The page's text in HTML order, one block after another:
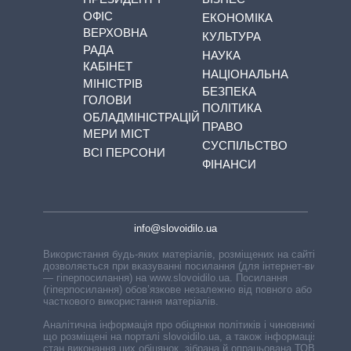
ОФІС
ВЕРХОВНА
РАДА
КАБІНЕТ
МІНІСТРІВ
ГОЛОВИ
ОБЛАДМІНІСТРАЦІЙ
МЕРИ МІСТ
ВСІ ПЕРСОНИ
ЕКОНОМІКА
КУЛЬТУРА
НАУКА
НАЦІОНАЛЬНА
БЕЗПЕКА
ПОЛІТИКА
ПРАВО
СУСПІЛЬСТВО
ФІНАНСИ
info@slovoidilo.ua
Використання будь-яких матеріалів, розміщених на сайті,
дозволяється при вказуванні посилання (для інтернет-видань
— гіперпосилання) на www.slovoidilo.ua. Посилання
(гіперпосилання) обов’язкове незалежно від повного або
часткового використання матеріалів.
Аналітична інформація про обіцянки політиків і чиновників,
що розміщені на порталі slovoidilo.ua, а також інформація про
стан виконання цих обіцянок, зібрана й опрацьована ТОВ «ІА